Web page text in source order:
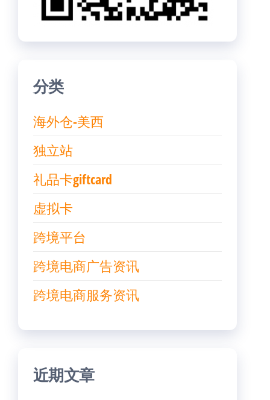
分类
海外仓-美西
独立站
礼品卡giftcard
虚拟卡
跨境平台
跨境电商广告资讯
跨境电商服务资讯
近期文章